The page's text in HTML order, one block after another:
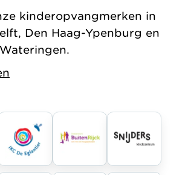
kinderopvangmerken in
Den Haag-Ypenburg en